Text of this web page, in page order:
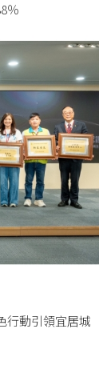
％
行動引領宜居城